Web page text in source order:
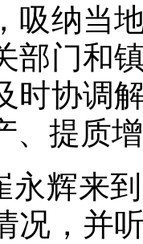
吸纳当
部门和
时协调
、提质
永辉来
况，并